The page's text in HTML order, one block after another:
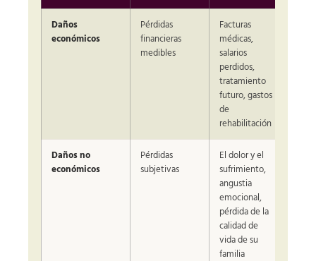
Daños
económicos
Pérdidas
financieras
medibles
Facturas
médicas,
salarios
perdidos,
tratamiento
futuro, gastos
de
rehabilitación
Daños no
económicos
Pérdidas
subjetivas
El dolor y el
sufrimiento,
angustia
emocional,
pérdida de la
calidad de
vida de su
familia